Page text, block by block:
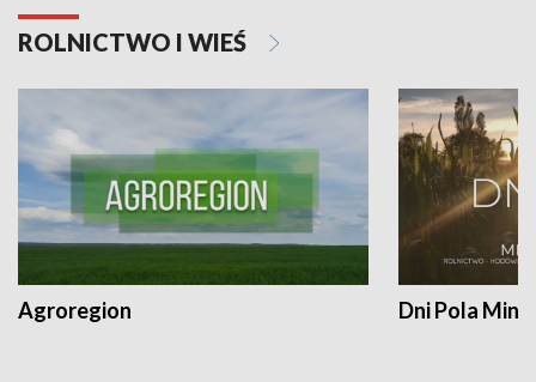
ROLNICTWO I WIEŚ
Agroregion Dni Pola